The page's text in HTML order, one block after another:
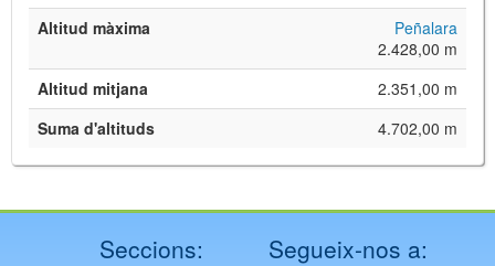
Altitud màxima
Peñalara
2.428,00 m
Altitud mitjana
2.351,00 m
Suma d'altituds
4.702,00 m
Seccions: Segueix-nos a: